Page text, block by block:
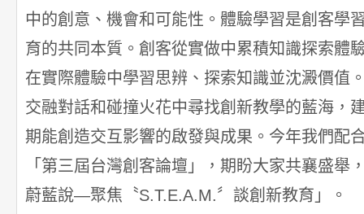
中的創意、機會和可能性。體驗學習是創客學
育的共同本質。創客從實做中累積知識探索體
在實際體驗中學習思辨、探索知識並沈澱價值
交融對話和碰撞火花中尋找創新教學的藍海，
期能創造交互影響的啟發與成果。今年我們配
「第三屆台灣創客論壇」，期盼大家共襄盛舉
蔚藍說—聚焦〝S.T.E.A.M.〞談創新教育」。